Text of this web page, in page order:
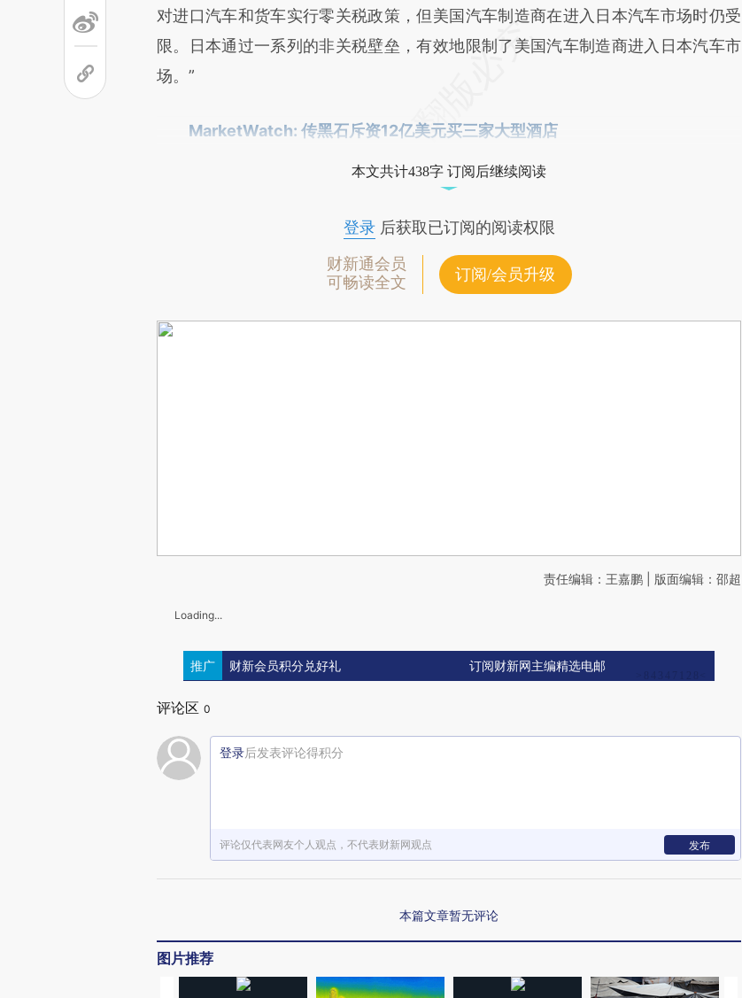
对进口汽车和货车实行零关税政策，但美国汽车制造商在进入日本汽车市场时仍受
限。日本通过一系列的非关税壁垒，有效地限制了美国汽车制造商进入日本汽车市
场。”
MarketWatch: 传黑石斥资12亿美元买三家大型酒店
本文共计438字 订阅后继续阅读
登录后获取已订阅的阅读权限
财新通会员
可畅读全文
订阅/会员升级
责任编辑：王嘉鹏 | 版面编辑：邵超
Loading...
推广 财新会员积分兑好礼 订阅财新网主编精选电邮
评论区 0
登录后发表评论得积分
评论仅代表网友个人观点，不代表财新网观点 发布
本篇文章暂无评论
图片推荐